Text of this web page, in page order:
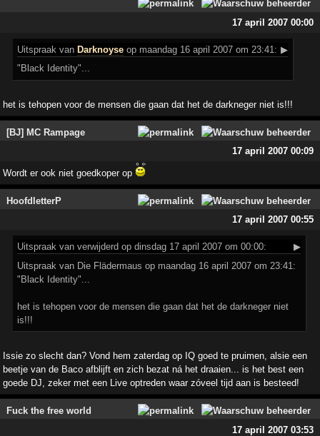
17 april 2007 00:00
Uitspraak van Darknoyse op maandag 16 april 2007 om 23:41: ▶
"Black Identity"...
het is tehopen voor de mensen die gaan dat het de darkneger niet is!!!
[BJ] MC Rampage
17 april 2007 00:09
Wordt er ook niet goedkoper op
HoofdletterP
17 april 2007 00:55
Uitspraak van verwijderd op dinsdag 17 april 2007 om 00:00:
▶
Uitspraak van Die Flädermaus op maandag 16 april 2007 om 23:41:
"Black Identity"...
het is tehopen voor de mensen die gaan dat het de darkneger niet
is!!!
Issie zo slecht dan? Vond hem zaterdag op IQ goed te pruimen, alsie een
beetje van de Baco afblijft en zich bezat ná het draaien... is het best een
goede DJ, zeker met een Live optreden waar zóveel tijd aan is besteed!
Fuck the free world
17 april 2007 03:53